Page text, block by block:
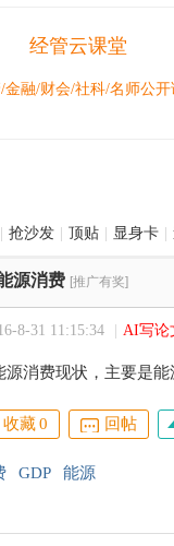
经管云课堂
金融/财会/社科/名师公开
抢沙发 顶贴 显身卡
源消费 [推广有奖]
8-31 11:15:34 AI写论
消费现状，主要是
收藏0 回帖
GDP 能源